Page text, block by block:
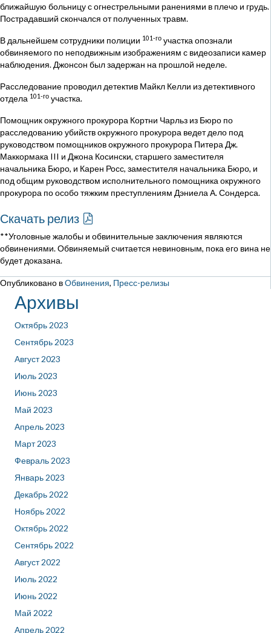
ближайшую больницу с огнестрельными ранениями в плечо и грудь.
Пострадавший скончался от полученных травм.
В дальнейшем сотрудники полиции 101-го участка опознали
обвиняемого по неподвижным изображениям с видеозаписи камер
наблюдения. Джонсон был задержан на прошлой неделе.
Расследование проводил детектив Майкл Келли из детективного
отдела 101-го участка.
Помощник окружного прокурора Кортни Чарльз из Бюро по
расследованию убийств окружного прокурора ведет дело под
руководством помощников окружного прокурора Питера Дж.
Маккормака III и Джона Косински, старшего заместителя
начальника Бюро, и Карен Росс, заместителя начальника Бюро, и
под общим руководством исполнительного помощника окружного
прокурора по особо тяжким преступлениям Дэниела А. Сондерса.
Скачать релиз
**Уголовные жалобы и обвинительные заключения являются
обвинениями. Обвиняемый считается невиновным, пока его вина не
будет доказана.
Опубликовано вОбвинения, Пресс-релизы
Архивы
Октябрь 2023
Сентябрь 2023
Август 2023
Июль 2023
Июнь 2023
Май 2023
Апрель 2023
Март 2023
Февраль 2023
Январь 2023
Декабрь 2022
Ноябрь 2022
Октябрь 2022
Сентябрь 2022
Август 2022
Июль 2022
Июнь 2022
Май 2022
Апрель 2022